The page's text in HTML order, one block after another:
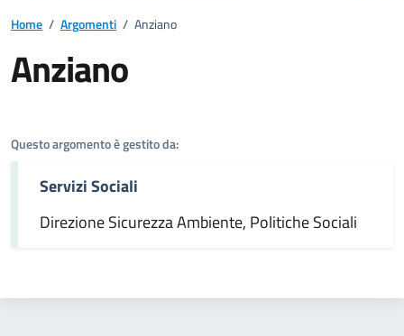
Home / Argomenti / Anziano
Anziano
Questo argomento è gestito da:
Servizi Sociali
Direzione Sicurezza Ambiente, Politiche Sociali